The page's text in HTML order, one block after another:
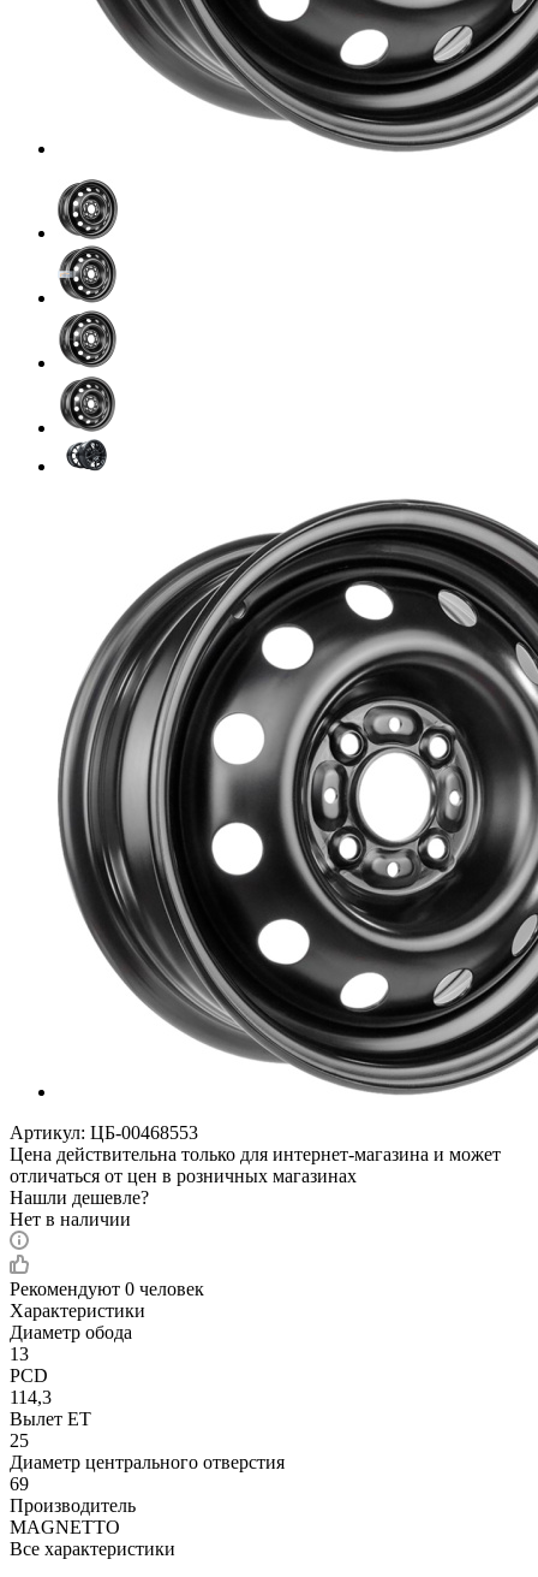
Артикул: ЦБ-00468553
Цена действительна только для интернет-магазина и может
отличаться от цен в розничных магазинах
Нашли дешевле?
Нет в наличии
Рекомендуют 0 человек
Характеристики
Диаметр обода
13
PCD
114,3
Вылет ET
25
Диаметр центрального отверстия
69
Производитель
MAGNETTO
Все характеристики